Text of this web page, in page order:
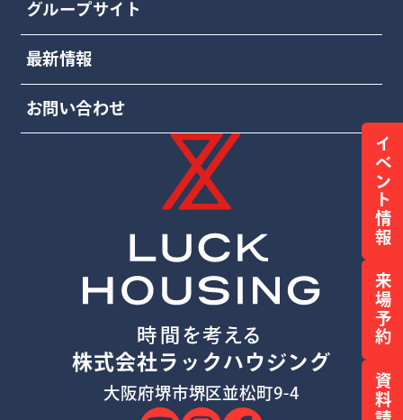
イベント情報
来場予約
グループサイト
最新情報
お問い合わせ
株式会社ラックハウジング
大阪府堺市堺区並松町9-4